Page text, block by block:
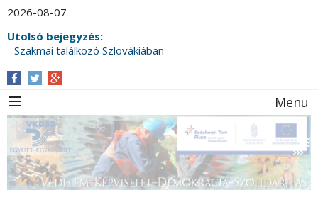
2026-08-07
Utolsó bejegyzés:
Szakmai találkozó Szlovákiában
Menu